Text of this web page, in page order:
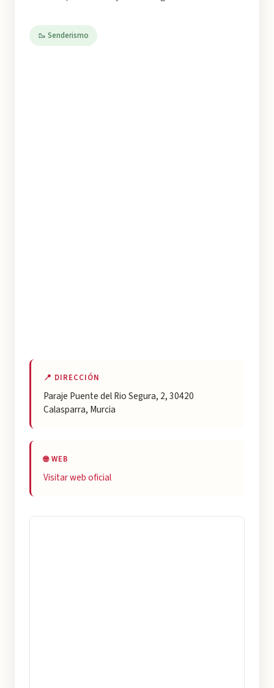
🥾 Senderismo
📍 DIRECCIÓN
Paraje Puente del Rio Segura, 2, 30420
Calasparra, Murcia
🌐 WEB
Visitar web oficial